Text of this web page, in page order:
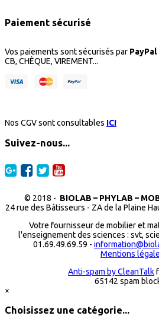
Paiement sécurisé
Vos paiements sont sécurisés par PayPal
CB, CHÈQUE, VIREMENT...
Nos CGV sont consultables ICI
Suivez-nous...
© 2018 - BIOLAB – PHYLAB –
24 rue des Bâtisseurs - ZA de la Plaine
Votre fournisseur de mobilier et
l'enseignement des sciences : svt,
01.69.49.69.59 -
Mentions
Anti-spam by CleanTalk
65142 spam
×
Choisissez une catégorie...